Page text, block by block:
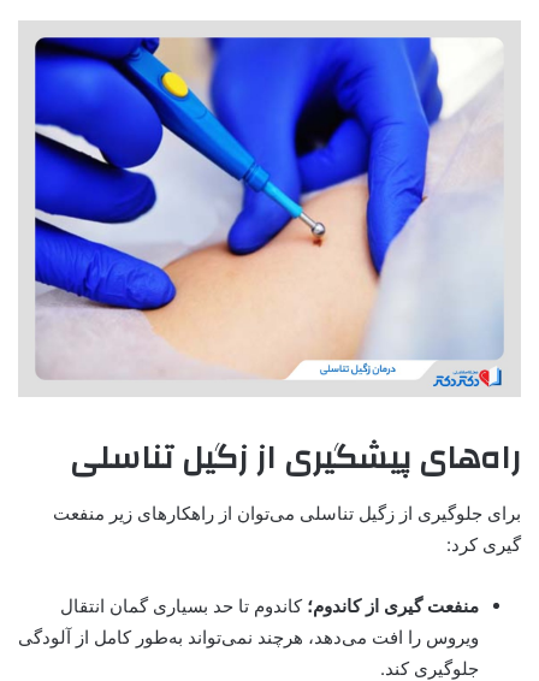
راه‌های پیشگیری از زگیل تناسلی
برای جلوگیری از زگیل تناسلی می‌توان از راهکارهای زیر منفعت
گیری کرد:
منفعت گیری از کاندوم؛ کاندوم تا حد بسیاری گمان انتقال
ویروس را افت می‌دهد، هرچند نمی‌تواند به‌طور کامل از آلودگی
جلوگیری کند.